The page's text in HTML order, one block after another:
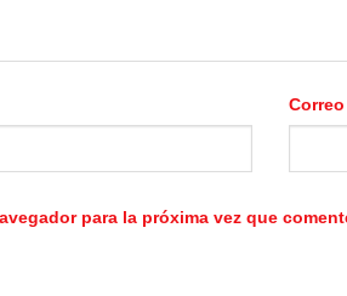
para la próxima vez que